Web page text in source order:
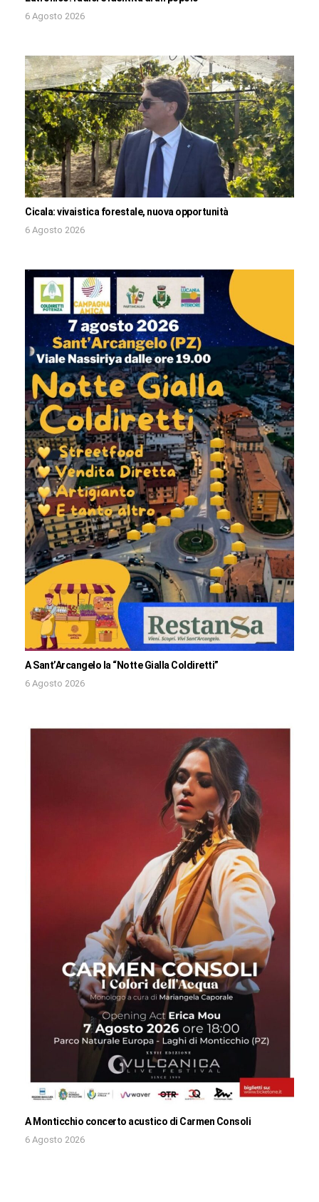
6 Agosto 2026
Cicala: vivaistica forestale, nuova opportunità
6 Agosto 2026
A Sant’Arcangelo la “Notte Gialla Coldiretti”
6 Agosto 2026
A Monticchio concerto acustico di Carmen Consoli
6 Agosto 2026